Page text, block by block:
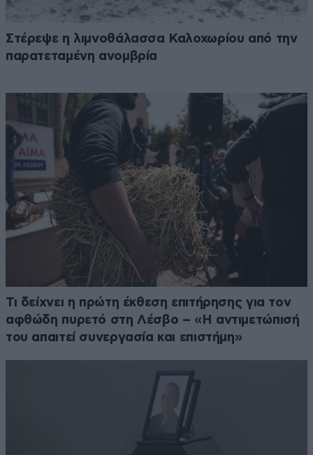
Στέρεψε η λιμνοθάλασσα Καλοχωρίου από την
παρατεταμένη ανομβρία
Τι δείχνει η πρώτη έκθεση επιτήρησης για τον
αφθώδη πυρετό στη Λέσβο – «Η αντιμετώπισή
του απαιτεί συνεργασία και επιστήμη»